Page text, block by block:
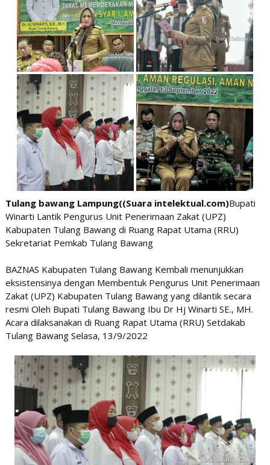
Tulang bawang Lampung((Suara intelektual.com)Bupati
Winarti Lantik Pengurus Unit Penerimaan Zakat (UPZ)
Kabupaten Tulang Bawang di Ruang Rapat Utama (RRU)
Sekretariat Pemkab Tulang Bawang
BAZNAS Kabupaten Tulang Bawang Kembali menunjukkan
eksistensinya dengan Membentuk Pengurus Unit Penerimaan
Zakat (UPZ) Kabupaten Tulang Bawang yang dilantik secara
resmi Oleh Bupati Tulang Bawang Ibu Dr Hj Winarti SE., MH.
Acara dilaksanakan di Ruang Rapat Utama (RRU) Setdakab
Tulang Bawang Selasa, 13/9/2022